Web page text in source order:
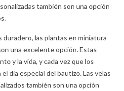
también son una opción
duradero, las plantas en miniatura
una excelente opción. Estas
y la vida, y cada vez que los
día especial del bautizo. Las velas
también son una opción